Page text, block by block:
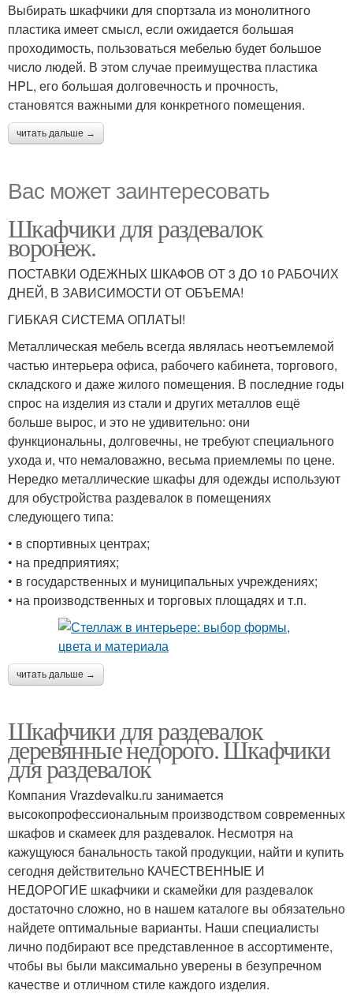
Выбирать шкафчики для спортзала из монолитного
пластика имеет смысл, если ожидается большая
проходимость, пользоваться мебелью будет большое
число людей. В этом случае преимущества пластика
HPL, его большая долговечность и прочность,
становятся важными для конкретного помещения.
читать дальше →
Вас может заинтересовать
Шкафчики для раздевалок
воронеж.
ПОСТАВКИ ОДЕЖНЫХ ШКАФОВ ОТ 3 ДО 10 РАБОЧИХ
ДНЕЙ, В ЗАВИСИМОСТИ ОТ ОБЪЕМА!
ГИБКАЯ СИСТЕМА ОПЛАТЫ!
Металлическая мебель всегда являлась неотъемлемой
частью интерьера офиса, рабочего кабинета, торгового,
складского и даже жилого помещения. В последние годы
спрос на изделия из стали и других металлов ещё
больше вырос, и это не удивительно: они
функциональны, долговечны, не требуют специального
ухода и, что немаловажно, весьма приемлемы по цене.
Нередко металлические шкафы для одежды используют
для обустройства раздевалок в помещениях
следующего типа:
• в спортивных центрах;
• на предприятиях;
• в государственных и муниципальных учреждениях;
• на производственных и торговых площадях и т.п.
читать дальше →
Шкафчики для раздевалок
деревянные недорого. Шкафчики
для раздевалок
Компания Vrazdevalku.ru занимается
высокопрофессиональным производством современных
шкафов и скамеек для раздевалок. Несмотря на
кажущуюся банальность такой продукции, найти и купить
сегодня действительно КАЧЕСТВЕННЫЕ И
НЕДОРОГИЕ шкафчики и скамейки для раздевалок
достаточно сложно, но в нашем каталоге вы обязательно
найдете оптимальные варианты. Наши специалисты
лично подбирают все представленное в ассортименте,
чтобы вы были максимально уверены в безупречном
качестве и отличном стиле каждого изделия.